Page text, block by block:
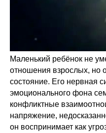
Маленький ребёнок не
отношения взрослых, но
состояние. Его нервная
эмоционального фона
конфликтные
напряжение,
он воспринимает как